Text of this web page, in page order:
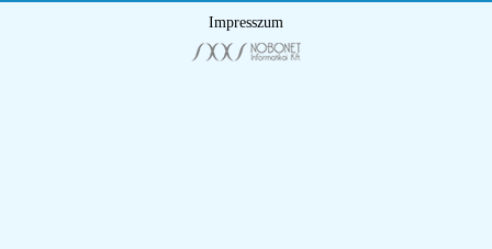
Impresszum